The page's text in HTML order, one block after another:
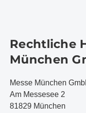
Rechtliche
München
Messe München
Am Messesee 2
81829 München